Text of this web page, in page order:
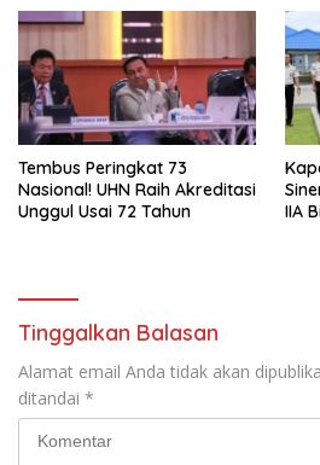
Tembus Peringkat 73
Nasional! UHN Raih Akreditasi
Unggul Usai 72 Tahun
IIA
Tinggalkan Balasan
Alamat email Anda tidak akan
ditandai *